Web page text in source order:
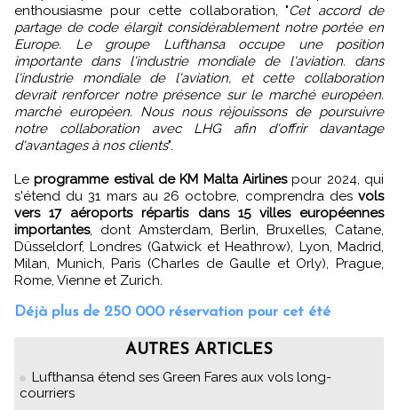
enthousiasme pour cette collaboration, "Cet accord de
partage de code élargit considérablement notre portée en
Europe. Le groupe Lufthansa occupe une position
importante dans l'industrie mondiale de l'aviation. dans
l'industrie mondiale de l'aviation, et cette collaboration
devrait renforcer notre présence sur le marché européen.
marché européen. Nous nous réjouissons de poursuivre
notre collaboration avec LHG afin d'offrir davantage
d'avantages à nos clients".
Leprogramme estival de KM Malta Airlinespour 2024, qui
s'étend du 31 mars au 26 octobre, comprendra des vols
vers 17 aéroports répartis dans 15 villes européennes
importantes, dont Amsterdam, Berlin, Bruxelles, Catane,
Düsseldorf, Londres (Gatwick et Heathrow), Lyon, Madrid,
Milan, Munich, Paris (Charles de Gaulle et Orly), Prague,
Rome, Vienne et Zurich.
Déjà plus de 250 000 réservation pour cet été
AUTRES ARTICLES
Lufthansa étend ses Green Fares aux vols long-
courriers